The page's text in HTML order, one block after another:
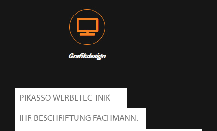
PIKASSO WERBETECHNIK
IHR BESCHRIFTUNG FACHMANN.